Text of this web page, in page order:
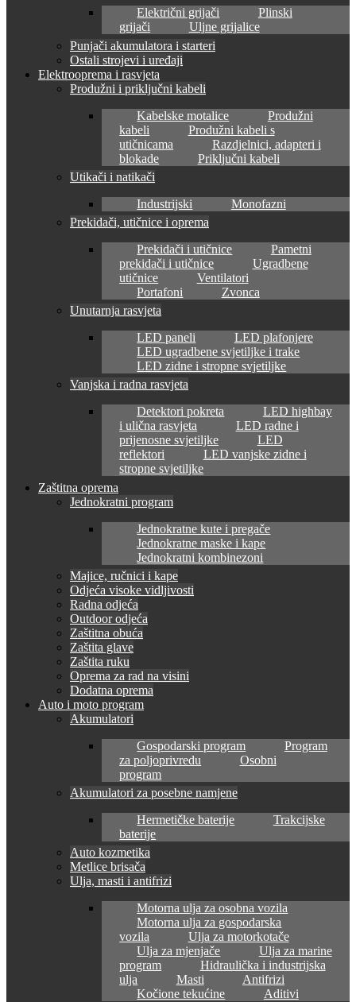
Električni grijači
Plinski
grijači
Uljne grijalice
Punjači akumulatora i starteri
Ostali strojevi i uređaji
Elektrooprema i rasvjeta
Produžni i priključni kabeli
Kabelske motalice
Produžni
kabeli
Produžni kabeli s
utičnicama
Razdjelnici, adapteri i
blokade
Priključni kabeli
Utikači i natikači
Industrijski
Monofazni
Prekidači, utičnice i oprema
Prekidači i utičnice
Pametni
prekidači i utičnice
Ugradbene
utičnice
Ventilatori
Portafoni
Zvonca
Unutarnja rasvjeta
LED paneli
LED plafonjere
LED ugradbene svjetiljke i trake
LED zidne i stropne svjetiljke
Vanjska i radna rasvjeta
Detektori pokreta
LED highbay
i ulična rasvjeta
LED radne i
prijenosne svjetiljke
LED
reflektori
LED vanjske zidne i
stropne svjetiljke
Zaštitna oprema
Jednokratni program
Jednokratne kute i pregače
Jednokratne maske i kape
Jednokratni kombinezoni
Majice, ručnici i kape
Odjeća visoke vidljivosti
Radna odjeća
Outdoor odjeća
Zaštitna obuća
Zaštita glave
Zaštita ruku
Oprema za rad na visini
Dodatna oprema
Auto i moto program
Akumulatori
Gospodarski program
Program
za poljoprivredu
Osobni
program
Akumulatori za posebne namjene
Hermetičke baterije
Trakcijske
baterije
Auto kozmetika
Metlice brisača
Ulja, masti i antifrizi
Motorna ulja za osobna vozila
Motorna ulja za gospodarska
vozila
Ulja za motorkotače
Ulja za mjenjače
Ulja za marine
program
Hidraulička i industrijska
ulja
Masti
Antifrizi
Kočione tekućine
Aditivi